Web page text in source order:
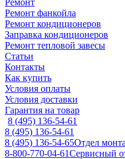
Ремонт
Ремонт фанкойла
Ремонт кондиционеров
Заправка кондиционеров
Ремонт тепловой завесы
Статьи
Контакты
Как купить
Условия оплаты
Условия доставки
Гарантия на товар
8 (495) 136-54-61
8 (495) 136-54-61
8 (495) 136-54-65Отдел
8-800-770-04-61Сервисный